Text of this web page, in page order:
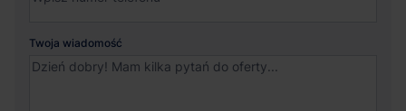
Twoja wiadomość